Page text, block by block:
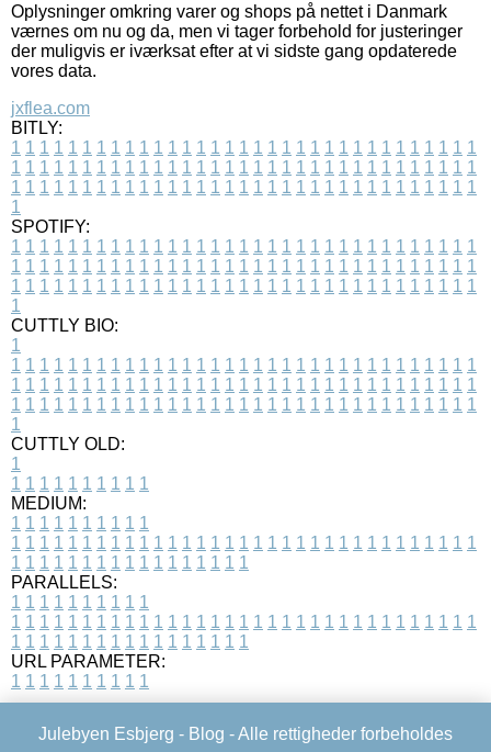
Oplysninger omkring varer og shops på nettet i Danmark
værnes om nu og da, men vi tager forbehold for justeringer
der muligvis er iværksat efter at vi sidste gang opdaterede
vores data.
jxflea.com
BITLY:
1 1 1 1 1 1 1 1 1 1 1 1 1 1 1 1 1 1 1 1 1 1 1 1 1 1 1 1 1 1 1 1 1
1 1 1 1 1 1 1 1 1 1 1 1 1 1 1 1 1 1 1 1 1 1 1 1 1 1 1 1 1 1 1 1 1
1 1 1 1 1 1 1 1 1 1 1 1 1 1 1 1 1 1 1 1 1 1 1 1 1 1 1 1 1 1 1 1 1
1
SPOTIFY:
1 1 1 1 1 1 1 1 1 1 1 1 1 1 1 1 1 1 1 1 1 1 1 1 1 1 1 1 1 1 1 1 1
1 1 1 1 1 1 1 1 1 1 1 1 1 1 1 1 1 1 1 1 1 1 1 1 1 1 1 1 1 1 1 1 1
1 1 1 1 1 1 1 1 1 1 1 1 1 1 1 1 1 1 1 1 1 1 1 1 1 1 1 1 1 1 1 1 1
1
CUTTLY BIO:
1
1 1 1 1 1 1 1 1 1 1 1 1 1 1 1 1 1 1 1 1 1 1 1 1 1 1 1 1 1 1 1 1 1
1 1 1 1 1 1 1 1 1 1 1 1 1 1 1 1 1 1 1 1 1 1 1 1 1 1 1 1 1 1 1 1 1
1 1 1 1 1 1 1 1 1 1 1 1 1 1 1 1 1 1 1 1 1 1 1 1 1 1 1 1 1 1 1 1 1
1
CUTTLY OLD:
1
1 1 1 1 1 1 1 1 1 1
MEDIUM:
1 1 1 1 1 1 1 1 1 1
1 1 1 1 1 1 1 1 1 1 1 1 1 1 1 1 1 1 1 1 1 1 1 1 1 1 1 1 1 1 1 1 1
1 1 1 1 1 1 1 1 1 1 1 1 1 1 1 1 1
PARALLELS:
1 1 1 1 1 1 1 1 1 1
1 1 1 1 1 1 1 1 1 1 1 1 1 1 1 1 1 1 1 1 1 1 1 1 1 1 1 1 1 1 1 1 1
1 1 1 1 1 1 1 1 1 1 1 1 1 1 1 1 1
URL PARAMETER:
1 1 1 1 1 1 1 1 1 1
Julebyen Esbjerg - Blog - Alle rettigheder forbeholdes